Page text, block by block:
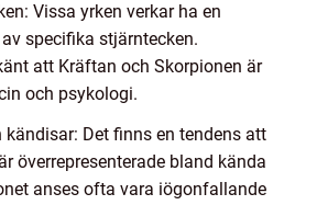
Vissa yrken verkar ha en
specifika stjärntecken.
att Kräftan och Skorpionen är
och psykologi.
kändisar: Det finns en tendens att
överrepresenterade bland kända
anses ofta vara iögonfallande